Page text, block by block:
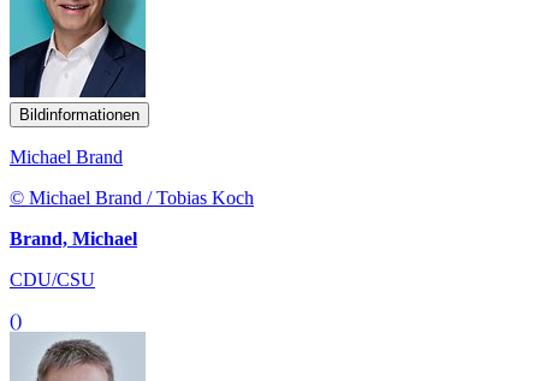
Bildinformationen
Michael Brand
© Michael Brand / Tobias Koch
Brand, Michael
CDU/CSU
()